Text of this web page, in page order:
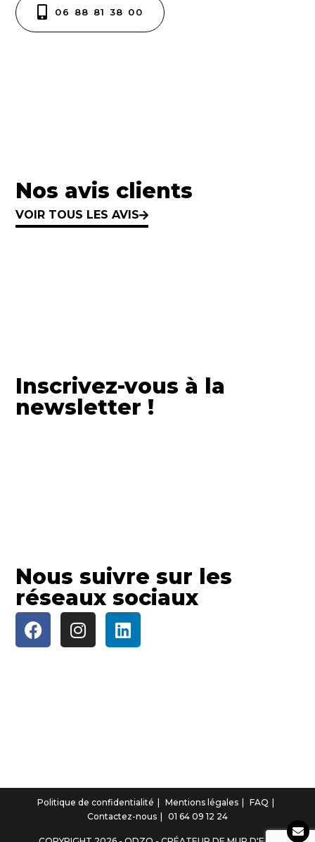
06 88 81 38 00
Nos avis clients
VOIR TOUS LES AVIS
Inscrivez-vous à la
newsletter !
Nous suivre sur les
réseaux sociaux
Politique de confidentialité Mentions légales
FAQ
Contactez-nous
01 64 09 12 24